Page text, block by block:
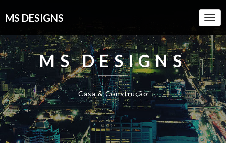
MS DESIGNS
MS DESIGNS
Casa & Construção